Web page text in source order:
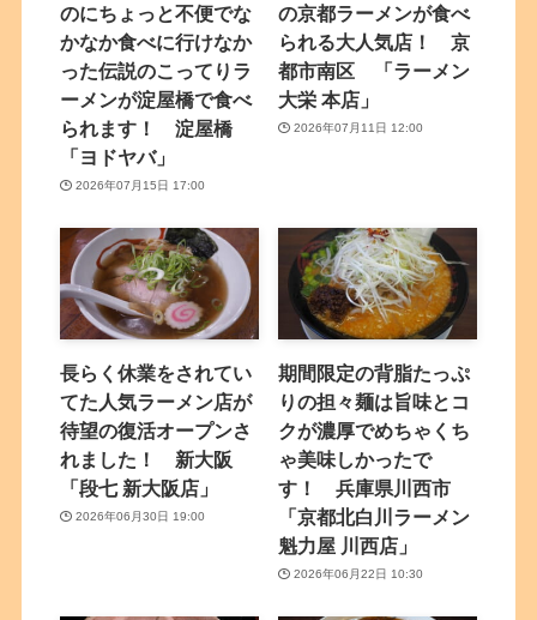
のにちょっと不便でな
かなか食べに行けなか
った伝説のこってりラ
ーメンが淀屋橋で食べ
られます！ 淀屋橋
「ヨドヤバ」
2026年07月15日 17:00
の京都ラーメンが食べ
られる大人気店！ 京
都市南区 「ラーメン
大栄 本店」
2026年07月11日 12:00
長らく休業をされてい
てた人気ラーメン店が
待望の復活オープンさ
れました！ 新大阪
「段七 新大阪店」
2026年06月30日 19:00
期間限定の背脂たっぷ
りの担々麺は旨味とコ
クが濃厚でめちゃくち
ゃ美味しかったで
す！ 兵庫県川西市
「京都北白川ラーメン
魁力屋 川西店」
2026年06月22日 10:30